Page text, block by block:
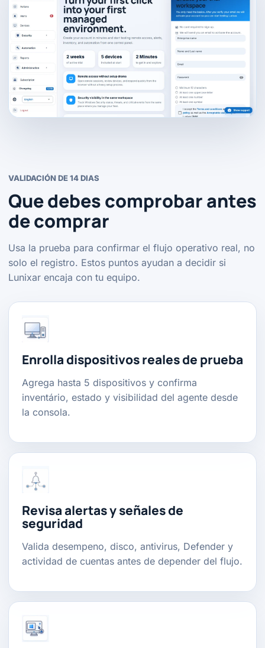
VALIDACIÓN DE 14 DIAS
Que debes comprobar antes
de comprar
Usa la prueba para confirmar el flujo operativo real, no
solo el registro. Estos puntos ayudan a decidir si
Lunixar encaja con tu equipo.
Enrolla dispositivos reales de prueba
Agrega hasta 5 dispositivos y confirma
inventário, estado y visibilidad del agente desde
la consola.
Revisa alertas y señales de
seguridad
Valida desempeno, disco, antivirus, Defender y
actividad de cuentas antes de depender del flujo.